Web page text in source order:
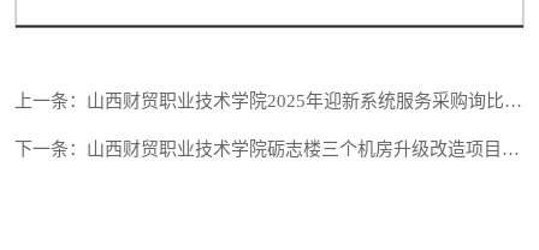
上一条：山西财贸职业技术学院2025年迎新系统服务采购询比结果公告
下一条：山西财贸职业技术学院砺志楼三个机房升级改造项目询比采购公告